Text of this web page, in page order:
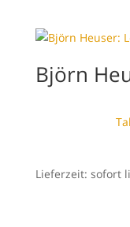
Björn
Lieferzeit: sofort